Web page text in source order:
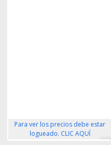
Para ver los precios debe estar
logueado. CLIC AQUÍ
120200